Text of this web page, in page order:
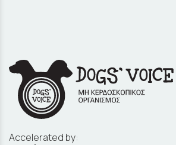
Accelerated by: